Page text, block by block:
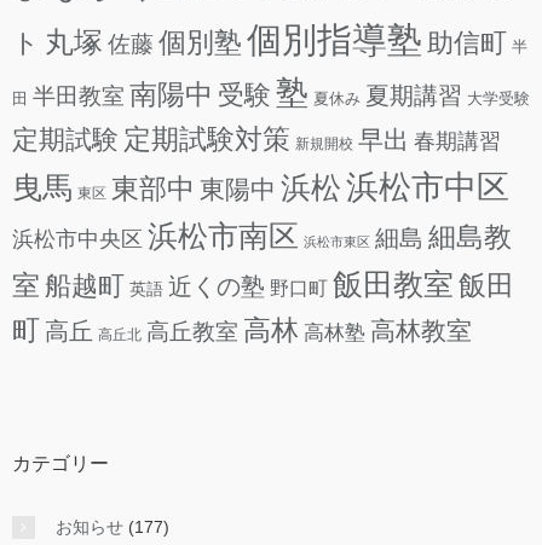
ト 丸塚 佐藤個別塾個別指導塾 助信町 半
田 半田教室 南陽中 受験 塾 夏休み 夏期講習 大学受験
定期試験 定期試験対策 新規開校 早出 春期講習
曳馬 東区 東部中 東陽中 浜松浜松市中区
浜松市中央区 浜松市南区 浜松市東区 細島 細島教
室 船越町 英語 近くの塾 野口町 飯田教室飯田
町 高丘 高丘北 高丘教室 高林 高林塾 高林教室
カテゴリー
お知らせ (177)